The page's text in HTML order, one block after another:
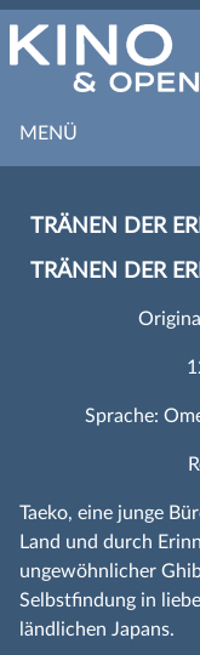
MENÜ
TRÄNEN DER
TRÄNEN DER
Sprache:
Taeko, eine junge
Land und durch
ungewöhnlicher
Selbstfindung in
ländlichen Japans.